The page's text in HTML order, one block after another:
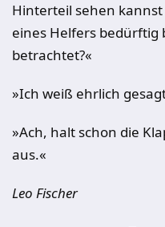
Hinterteil sehen
eines Helfers bedürftig
betrachtet?«
»Ich weiß ehrlich
»Ach, halt schon die
aus.«
Leo Fischer